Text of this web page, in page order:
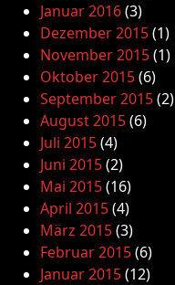
Januar 2016(3)
Dezember 2015(1)
November 2015(1)
Oktober 2015(6)
September 2015(2)
August 2015(6)
Juli 2015(4)
Juni 2015(2)
Mai 2015(16)
April 2015(4)
März 2015(3)
Februar 2015(6)
Januar 2015(12)